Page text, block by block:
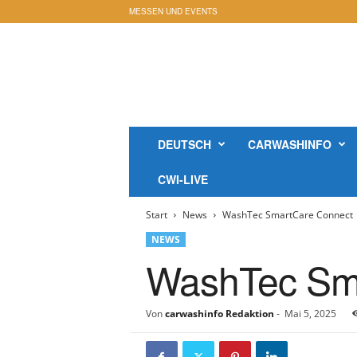
MESSEN UND EVENTS
DEUTSCH CARWASHINFO
CWI-LIVE
Start News
WashTec SmartCare Connect
NEWS
WashTec
Von carwashinfo Redaktion - Mai 5, 2025